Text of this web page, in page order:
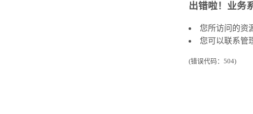
出错啦！业务
您所访问的资
您可以联系管
(错误代码：504)